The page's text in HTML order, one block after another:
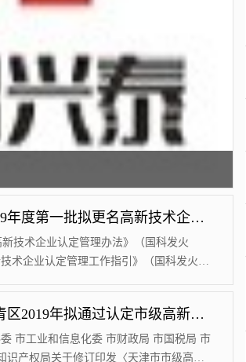
河南：关于公示2019年度第一批拟更名高新技术企业名单的通知
技术企业认定管理办法》（国科发火
技术企业认定管理工作指引》（国科发火
原河南宏源车轮股份有限公司等14家企业
事项通知如下： ...
天津：关于公示西青区2019年拟通过认定市级高新技术企业名单的通知
市工业和信息化委 市财政局 市国税局 市
识产权局关于修订印发〈天津市市级高新